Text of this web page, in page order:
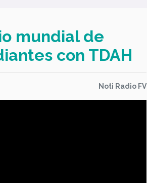
mundial de
con TDAH
Noti Radio FV